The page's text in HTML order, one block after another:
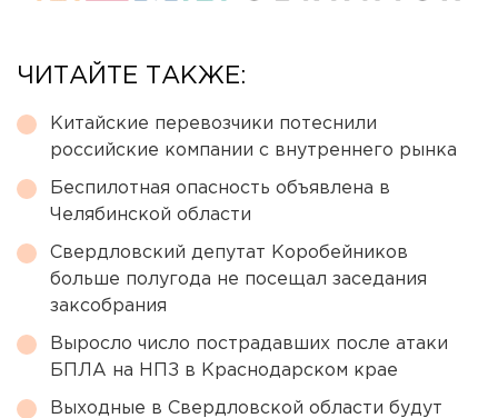
ЧИТАЙТЕ ТАКЖЕ:
Китайские перевозчики потеснили
российские компании с внутреннего рынка
Беспилотная опасность объявлена в
Челябинской области
Свердловский депутат Коробейников
больше полугода не посещал заседания
заксобрания
Выросло число пострадавших после атаки
БПЛА на НПЗ в Краснодарском крае
Выходные в Свердловской области будут